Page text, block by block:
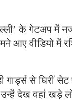
के गेटअप
आए वीडियो में
गार्ड्स से घिरीं
देख वहां खड़े